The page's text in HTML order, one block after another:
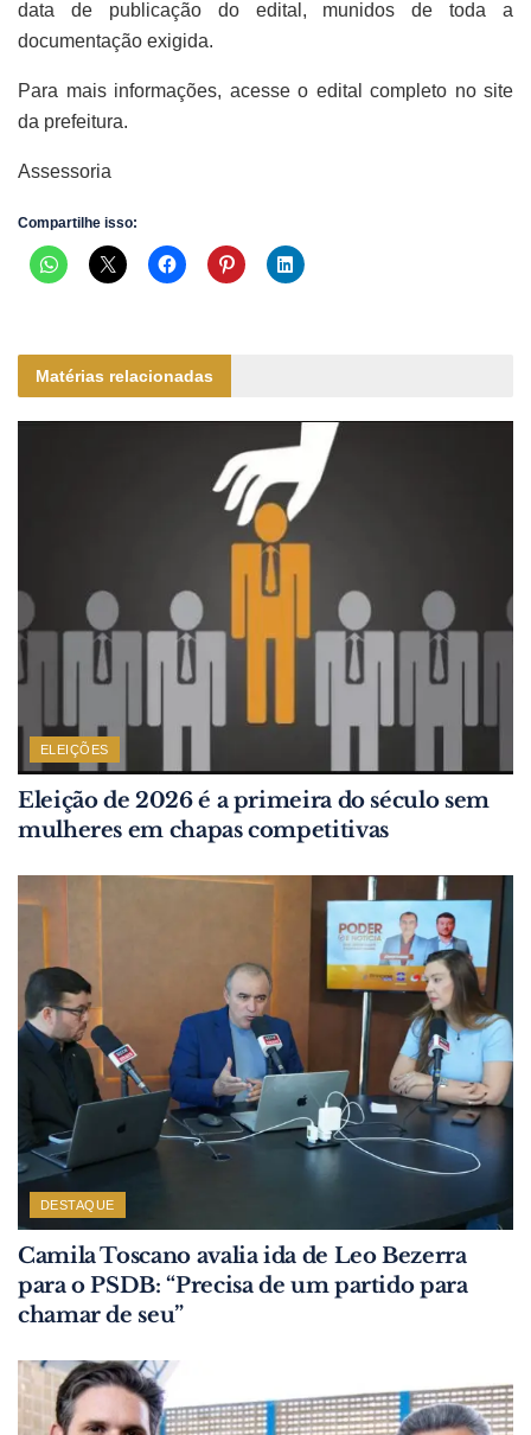
data de publicação do edital, munidos de toda a
documentação exigida.
Para mais informações, acesse o edital completo no site
da prefeitura.
Assessoria
Compartilhe isso:
Matérias relacionadas
ELEIÇÕES
Eleição de 2026 é a primeira do século sem
mulheres em chapas competitivas
DESTAQUE
Camila Toscano avalia ida de Leo Bezerra
para o PSDB: “Precisa de um partido para
chamar de seu”